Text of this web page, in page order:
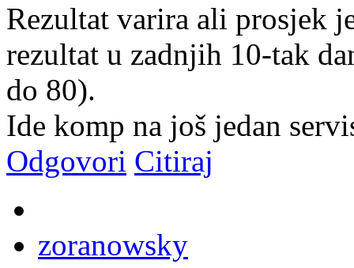
Rezultat varira ali prosjek
rezultat u zadnjih 10-tak
do 80).
Ide komp na još jedan
Odgovori Citiraj
zoranowsky